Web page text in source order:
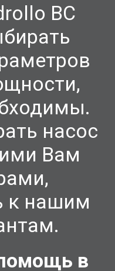
BC
насос
Вам
к нашим
в